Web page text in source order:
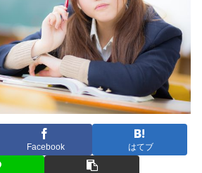
Facebook はてブ